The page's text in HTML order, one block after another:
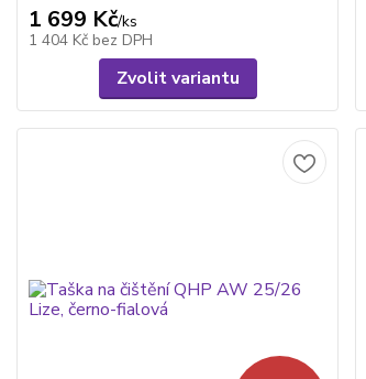
1 699 Kč/ks
1 404 Kč bez DPH
Zvolit variantu